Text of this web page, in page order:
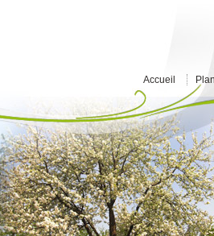
Accueil